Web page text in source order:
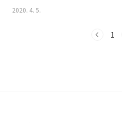
manufacturing plant, company list, 회
농공단지길 28-21 2003-11-14 골판지
2020. 4. 5.
1